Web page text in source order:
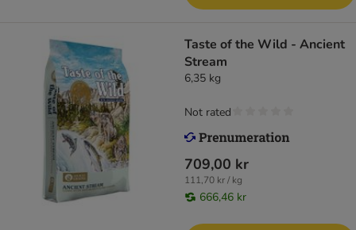
Taste of the Wild - Ancient
Stream
6,35 kg
709,00 kr
111,70 kr / kg
666,46 kr
Not rated